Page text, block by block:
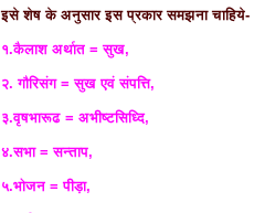
इसे शेष के अनुसार इस प्रकार समझना चाहिये-
१.कैलाश अर्थात = सुख,
२. गौरिसंग = सुख एवं संपत्ति,
३.वृषभारूढ = अभीष्टसिध्दि,
४.सभा = सन्ताप,
५.भोजन = पीड़ा,